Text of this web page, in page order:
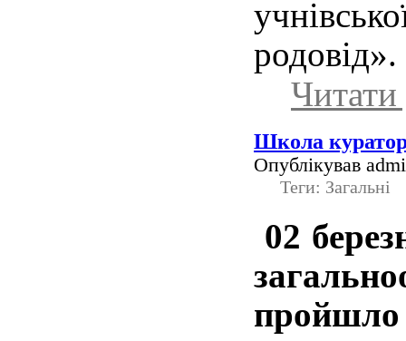
родовід».
Школа
Опублікував
Теги: Загальні
02